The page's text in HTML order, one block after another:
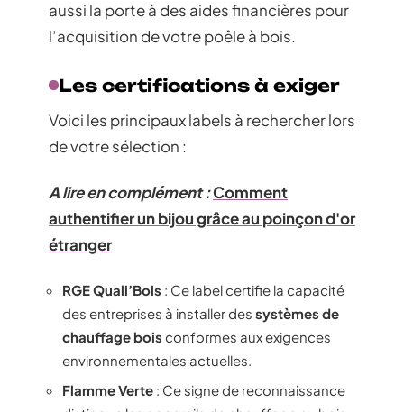
aussi la porte à des aides financières pour
l’acquisition de votre poêle à bois.
Les certifications à exiger
Voici les principaux labels à rechercher lors
de votre sélection :
A lire en complément :Comment
authentifier un bijou grâce au poinçon d'or
étranger
RGE Quali’Bois : Ce label certifie la capacité
des entreprises à installer des systèmes de
chauffage bois conformes aux exigences
environnementales actuelles.
Flamme Verte : Ce signe de reconnaissance